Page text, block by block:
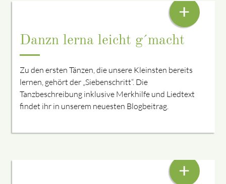
Danzn lerna leicht g´macht
Zu den ersten Tänzen, die unsere Kleinsten bereits
lernen, gehört der „Siebenschritt“. Die
Tanzbeschreibung inklusive Merkhilfe und Liedtext
findet ihr in unserem neuesten Blogbeitrag.
+
+